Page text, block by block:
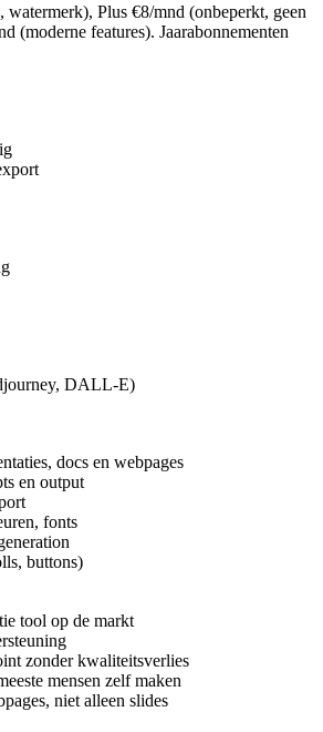
watermerk), Plus €8/mnd (onbeperkt, geen
(moderne features). Jaarabonnementen
DALL-E)
docs en webpages
en output
fonts
buttons)
tool op de markt
zonder kwaliteitsverlies
mensen zelf maken
niet alleen slides